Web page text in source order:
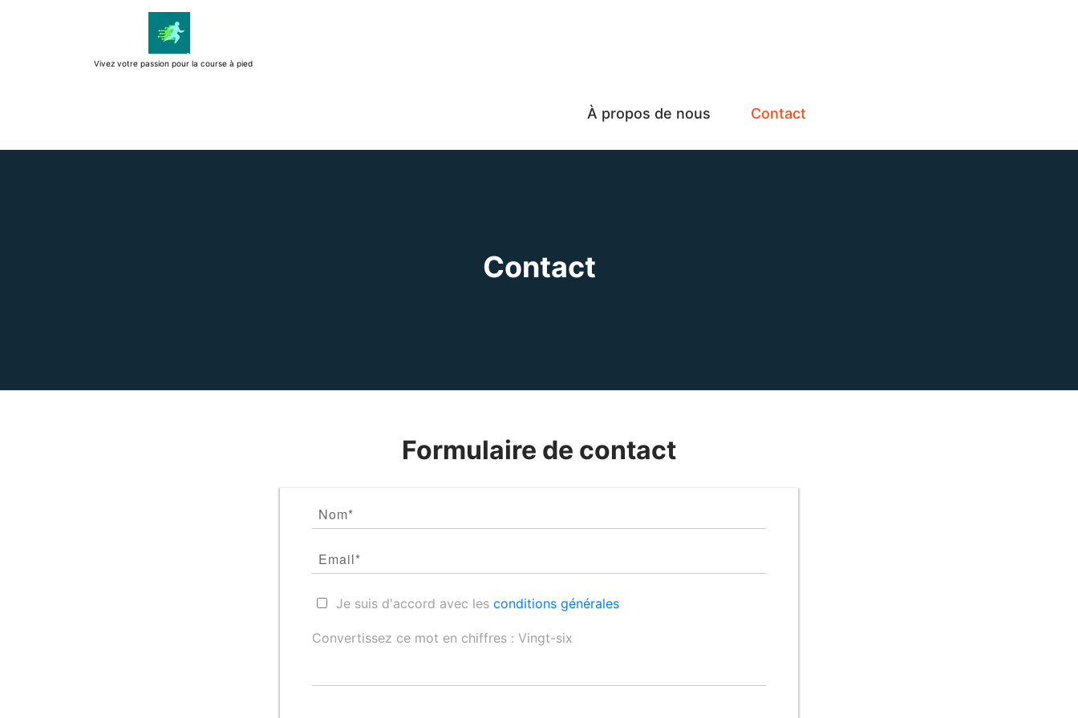
Vivez votre passion pour la course à pied
À propos de nous Contact
Contact
Formulaire de contact
Je suis d'accord avec lesconditions générales
Convertissez ce mot en chiffres : Vingt-six